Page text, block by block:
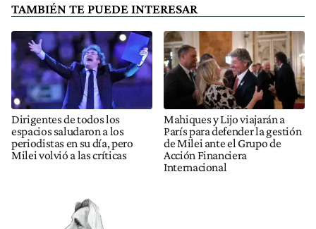
TAMBIÉN TE PUEDE INTERESAR
Dirigentes de todos los
espacios saludaron a los
periodistas en su día, pero
Milei volvió a las críticas
Mahiques y Lijo viajarán a
París para defender la gestión
de Milei ante el Grupo de
Acción Financiera
Internacional